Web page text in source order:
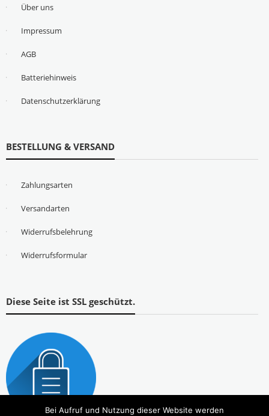
Über uns
Impressum
AGB
Batteriehinweis
Datenschutzerklärung
BESTELLUNG & VERSAND
Zahlungsarten
Versandarten
Widerrufsbelehrung
Widerrufsformular
Diese Seite ist SSL geschützt.
Bei Aufruf und Nutzung dieser Website werden